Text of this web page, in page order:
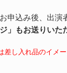
申込み後、出演
」もお送りいた
し入れ品のイメー